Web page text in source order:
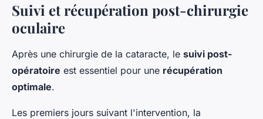
Suivi et récupération post-chirurgie
oculaire
Après une chirurgie de la cataracte, le suivi post-
opératoire est essentiel pour une récupération
optimale.
Les premiers jours suivant l'intervention, la